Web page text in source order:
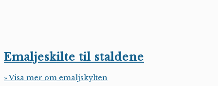
Emaljeskilte til staldene
» Visa mer om emaljskylten